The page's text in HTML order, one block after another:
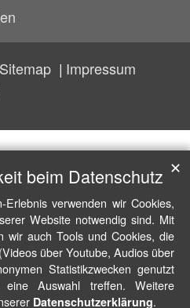
Sitemap
Impressum
beim Datenschutz
verwenden wir Cookies,
Website notwendig sind. Mit
wir auch Tools und Cookies, die
über Youtube, Audios über
Statistikzwecken genutzt
Auswahl treffen. Weitere
Datenschutzerklärung.
✕